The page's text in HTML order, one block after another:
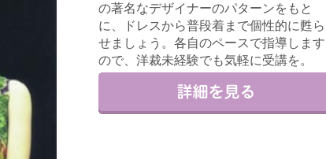
の著名なデザイナーのパターンをもと
に、ドレスから普段着まで個性的に甦ら
せましょう。各自のペースで指導します
ので、洋裁未経験でも気軽に受講を。